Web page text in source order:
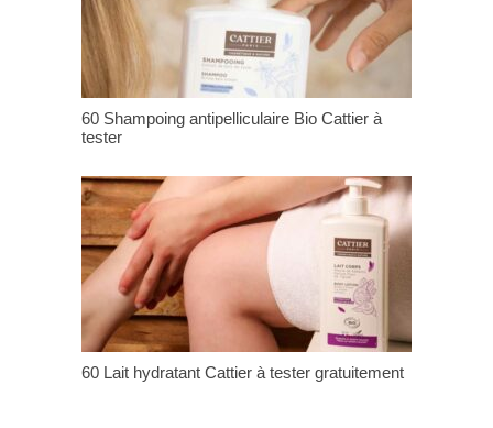
60 Shampoing antipelliculaire Bio Cattier à
tester
60 Lait hydratant Cattier à tester gratuitement